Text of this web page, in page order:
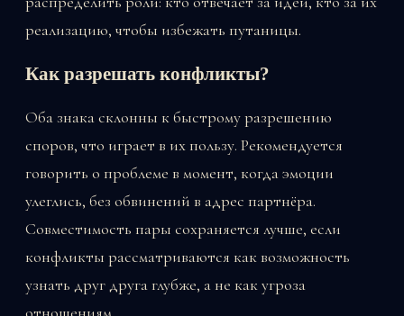
реализацию, чтобы избежать путаницы.
Как разрешать конфликты?
Оба знака склонны к быстрому разрешению
споров, что играет в их пользу. Рекомендуется
говорить о проблеме в момент, когда эмоции
улеглись, без обвинений в адрес партнёра.
Совместимость пары сохраняется лучше, если
конфликты рассматриваются как возможность
узнать друг друга глубже, а не как угроза